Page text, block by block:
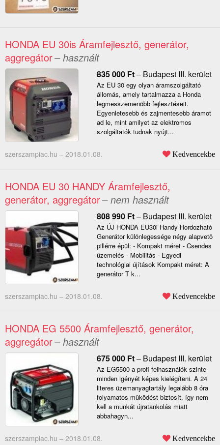
HONDA EU 30is Áramfejlesztő, generátor,
aggregátor– használt
835 000 Ft– Budapest III. kerület
Az EU 30 egy olyan áramszolgáltató
állomás, amely tartalmazza a Honda
legmesszemenõbb fejlesztéseit.
Egyenletesebb és zajmentesebb áramot
ad le, mint amilyet az elektromos
szolgáltatók tudnak nyújt...
szerszampiac.hu – 2018.01.08. Kedvencekbe
HONDA EU 30 HANDY Áramfejlesztő,
generátor, aggregátor– nem használt
808 990 Ft– Budapest III. kerület
Az ÚJ HONDA EU30i Handy Hordozható
Generátor különlegessége négy alapvetõ
pillérre épül: - Kompakt méret - Csendes
üzemelés - Mobilitás - Egyedi
technológiai újítások Kompakt méret: A
generátor T k...
szerszampiac.hu – 2018.01.08. Kedvencekbe
HONDA EG 5500 Áramfejlesztő, generátor,
aggregátor– használt
675 000 Ft– Budapest III. kerület
Az EG5500 a profi felhasználók szinte
minden igényét képes kielégíteni. A 24
literes üzemanyagtartály legalább 8 óra
folyamatos mûködést biztosít, így nem
kell a munkát újratankolás miatt
abbahagyn...
szerszampiac.hu – 2018.01.08. Kedvencekbe